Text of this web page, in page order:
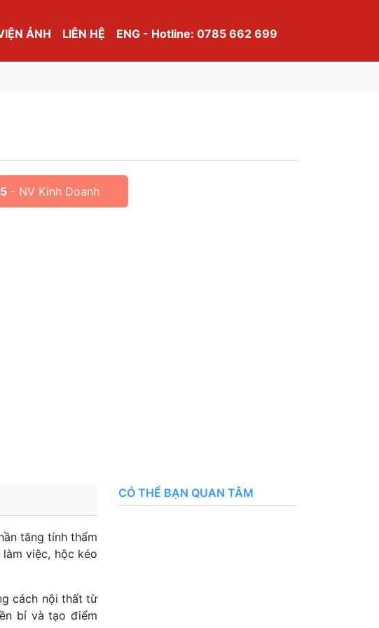
ẢNH LIÊN HỆ ENG - Hotline: 0785 662 699
- NV Kinh Doanh
tăng tính thẩm
việc, hộc kéo
cách nội thất từ
bỉ và tạo điểm
CÓ THỂ BẠN QUAN TÂM